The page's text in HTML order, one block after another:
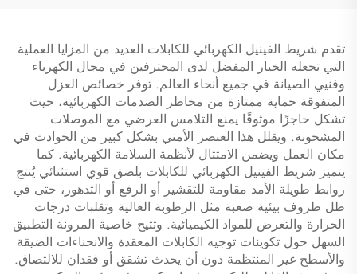
تقدم شريط الفينيل الكهربائي للكابلات العديد من المزايا العملية
التي تجعله الخيار المفضل لدى المحترفين في مجال الكهرباء
وفنيي الصيانة في جميع أنحاء العالم. توفر خصائص العزل
المتفوقة حماية ممتازة من مخاطر الصدمات الكهربائية، حيث
تشكل حاجزًا موثوقًا يمنع التلامس العرضي مع الموصلات
المشحونة. ويقلل هذا العنصر الأمني بشكل كبير من الحوادث في
مكان العمل ويضمن الامتثال لأنظمة السلامة الكهربائية. كما
يتميز شريط الفينيل الكهربائي للكابلات بلصق قوي استثنائي يُنتج
روابط طويلة الأمد مقاومة للتقشير أو الرفع أو التدهور، حتى في
ظل ظروف بيئية صعبة مثل الرطوبة العالية وتقلبات درجات
الحرارة والتعرض للمواد الكيميائية. وتتيح خاصية المرونة التطبيق
السهل حول تكوينات توجيه الكابلات المعقدة والانحناءات الضيقة
والأسطح غير المنتظمة دون أن يحدث تشقق أو فقدان للالتصاق.